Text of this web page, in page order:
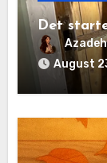
Det
August